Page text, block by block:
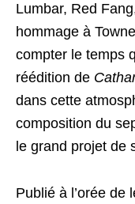
Lumbar, Red
hommage à
compter le temps
réédition de
dans cette
composition du
le grand projet de
Publié à l’orée de